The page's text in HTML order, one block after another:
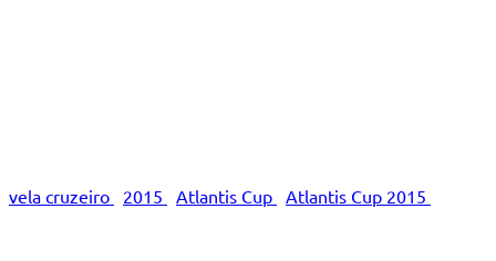
vela cruzeiro 2015 Atlantis Cup Atlantis Cup 2015